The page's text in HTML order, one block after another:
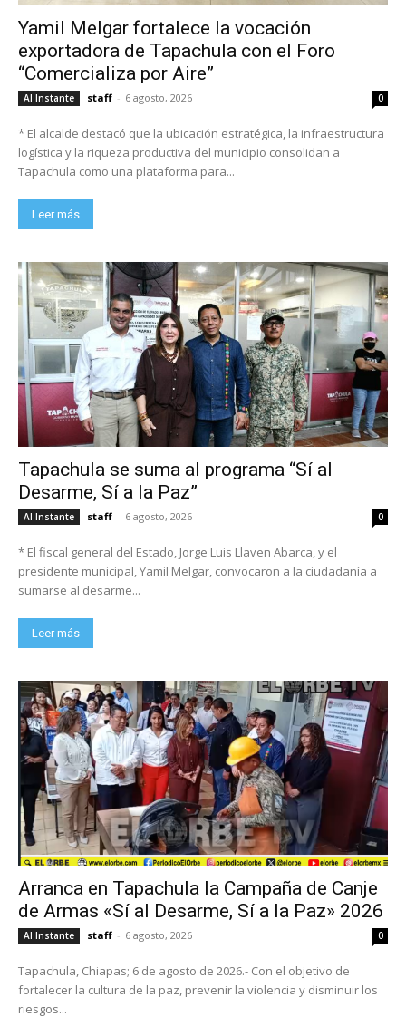
Yamil Melgar fortalece la vocación
exportadora de Tapachula con el Foro
“Comercializa por Aire”
Al Instante staff - 6 agosto, 2026 0
* El alcalde destacó que la ubicación estratégica, la infraestructura
logística y la riqueza productiva del municipio consolidan a
Tapachula como una plataforma para...
Leer más
Tapachula se suma al programa “Sí al
Desarme, Sí a la Paz”
Al Instante staff - 6 agosto, 2026 0
* El fiscal general del Estado, Jorge Luis Llaven Abarca, y el
presidente municipal, Yamil Melgar, convocaron a la ciudadanía a
sumarse al desarme...
Leer más
Arranca en Tapachula la Campaña de Canje
de Armas «Sí al Desarme, Sí a la Paz» 2026
Al Instante staff - 6 agosto, 2026 0
Tapachula, Chiapas; 6 de agosto de 2026.- Con el objetivo de
fortalecer la cultura de la paz, prevenir la violencia y disminuir los
riesgos...